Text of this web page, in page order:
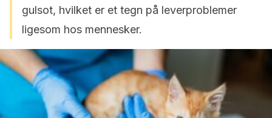
gulsot, hvilket er et tegn på leverproblemer
ligesom hos mennesker.